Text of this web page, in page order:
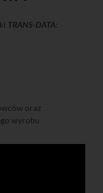
TRANS-DATA:
oraz
wyrobu